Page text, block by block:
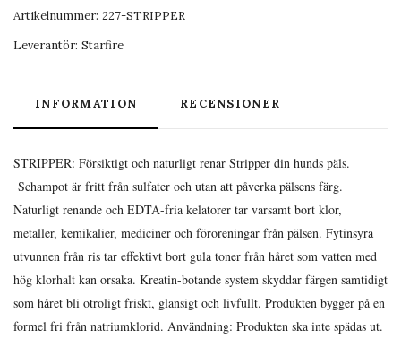
Artikelnummer: 227-STRIPPER
Leverantör: Starfire
INFORMATION RECENSIONER
STRIPPER: Försiktigt och naturligt renar Stripper din hunds päls.
Schampot är fritt från sulfater och utan att påverka pälsens färg.
Naturligt renande och EDTA-fria kelatorer tar varsamt bort klor,
metaller, kemikalier, mediciner och föroreningar från pälsen. Fytinsyra
utvunnen från ris tar effektivt bort gula toner från håret som vatten med
hög klorhalt kan orsaka. Kreatin-botande system skyddar färgen samtidigt
som håret bli otroligt friskt, glansigt och livfullt. Produkten bygger på en
formel fri från natriumklorid. Användning: Produkten ska inte spädas ut.